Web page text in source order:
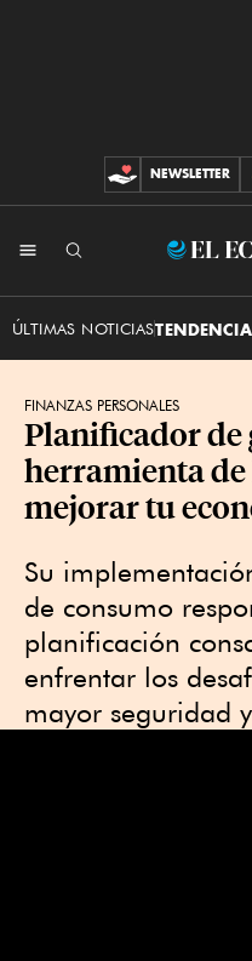
CONTRIBUCIONES
NEWSLETTER
ÚLTIMAS NOTICIAS
FINANZAS PERSONALES
Planificador de
herramienta
mejorar tu
Su
de consumo
planificación
enfrentar los
mayor seguridad